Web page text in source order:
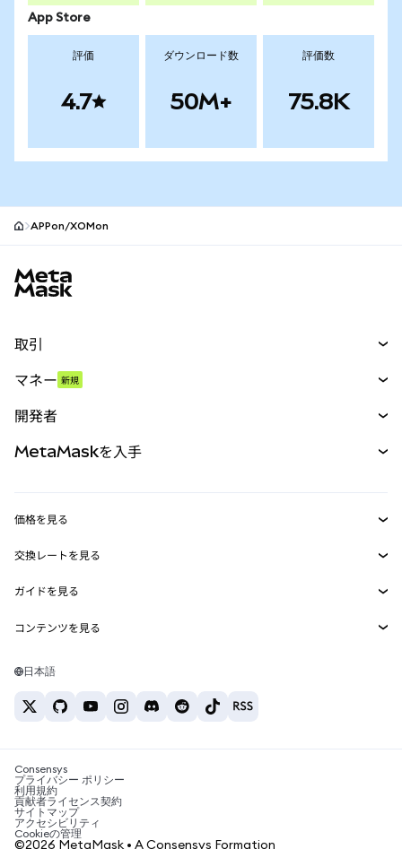
App Store
評価
4.7
ダウンロード数
50M+
評価数
75.8K
APPon/XOMon
取引
パーペチュアル
RWA
マネー 新規
開発者
MetaMask Connect
Snaps
Web3サービス
MetaMaskを入手
セキュリティ
サポート
キャリア
お問い合わせ
価格を見る
イーサリアムの価格
Solanaの価格
Tetherの価格
交換レートを見る
ETH→USD
USDT→INR
BTC→INR
ETH→USDT
ガイドを見る
ETHの購入
USDTの購入
SHIBの購入
BNBの購入
コンテンツを見る
Solanaウォレット
税制関連ニュース
暗号資産の購入方法は？
ビットコインを売るには？
日本語
Consensys
プライバシー ポリシー
利用規約
貢献者ライセンス契約
サイトマップ
アクセシビリティ
Cookieの管理
©2026 MetaMask • A Consensys Formation